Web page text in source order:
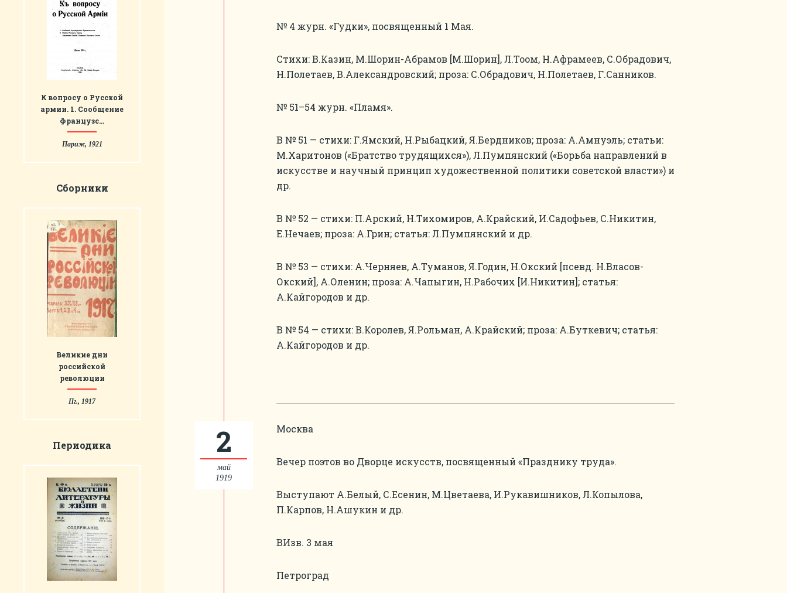
К вопросу о Русской
армии. 1. Сообщение
Французс…
Париж, 1921
Сборники
Великие дни
российской
революции
Пг., 1917
Периодика
№ 4 журн. «Гудки», посвященный 1 Мая.
Стихи: В.Казин, М.Шорин-Абрамов [М.Шорин], Л.Тоом, Н.Афрамеев, С.Обрадович,
Н.Полетаев, В.Александровский; проза: С.Обрадович, Н.Полетаев, Г.Санников.
№ 51–54 журн. «Пламя».
В № 51 — стихи: Г.Ямский, Н.Рыбацкий, Я.Бердников; проза: А.Амнуэль; статьи:
М.Харитонов («Братство трудящихся»), Л.Пумпянский («Борьба направлений в
искусстве и научный принцип художественной политики советской власти») и
др.
В № 52 — стихи: П.Арский, Н.Тихомиров, А.Крайский, И.Садофьев, С.Никитин,
Е.Нечаев; проза: А.Грин; статья: Л.Пумпянский и др.
В № 53 — стихи: А.Черняев, А.Туманов, Я.Годин, Н.Окский [псевд. Н.Власов-
Окский], А.Оленин; проза: А.Чапыгин, Н.Рабочих [И.Никитин]; статья:
А.Кайгородов и др.
В № 54 — стихи: В.Королев, Я.Рольман, А.Крайский; проза: А.Буткевич; статья:
А.Кайгородов и др.
2
май
1919
Москва
Вечер поэтов во Дворце искусств, посвященный «Празднику труда».
Выступают А.Белый, С.Есенин, М.Цветаева, И.Рукавишников, Л.Копылова,
П.Карпов, Н.Ашукин и др.
ВИзв. 3 мая
Петроград